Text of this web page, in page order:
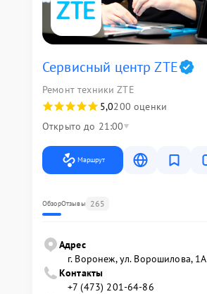
Сервисный центр ZTE
Ремонт техники ZTE
5,0200 оценки
Открыто до 21:00
Маршрут
ОбзорОтзывы 265
Адрес
г. Воронеж, ул. Ворошилова, 1А
Контакты
+7 (473) 201-64-86